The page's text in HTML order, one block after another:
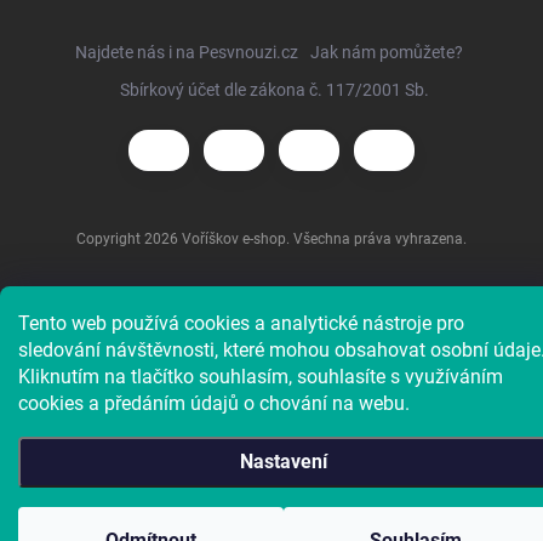
Tento web používá cookies a analytické nástroje pro
sledování návštěvnosti, které mohou obsahovat osobní
Kliknutím na tlačítko souhlasím, souhlasíte s využíváním
cookies a předáním údajů o chování na webu.
Nastavení
Charitativní e-shop útulku. Doba dodání většiny zboží je 4 až
Najdete nás i na Pesvnouzi.cz
Jak nám pomůžete?
Sbírkový účet dle zákona č. 117/2001 Sb.
Copyright 2026 Voříškov e-shop. Všechna práva vyhrazena.